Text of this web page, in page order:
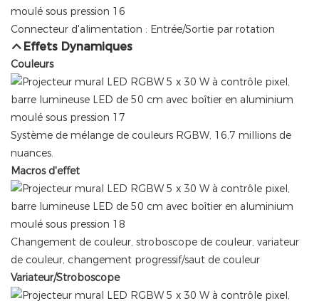
Connecteur d'alimentation : Entrée/Sortie par rotation
Effets Dynamiques
Couleurs
Système de mélange de couleurs RGBW, 16,7 millions de
nuances.
Macros d'effet
Changement de couleur, stroboscope de couleur, variateur
de couleur, changement progressif/saut de couleur
Variateur/Stroboscope